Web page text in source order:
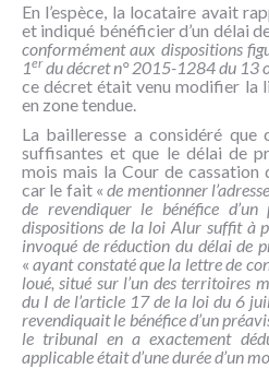
En l’espèce, la locataire avait
et indiqué bénéficier d’un délai
conformément aux dispositions
1erdu décret n° 2015-1284 du 13
ce décret était venu modifier la
en zone tendue.
La bailleresse a considéré que
suffisantes et que le délai de
mois mais la Cour de cassation
car le fait « de mentionner
de revendiquer le bénéfice
dispositions de la loi Alur suffit à
invoqué de réduction du délai de
«ayant constaté que la lettre de
loué, situé sur l’un des territoires
du I de l’article 17 de la loi du 6
revendiquait le bénéfice d’un
le tribunal en a exactement
applicable était d’une durée d’un